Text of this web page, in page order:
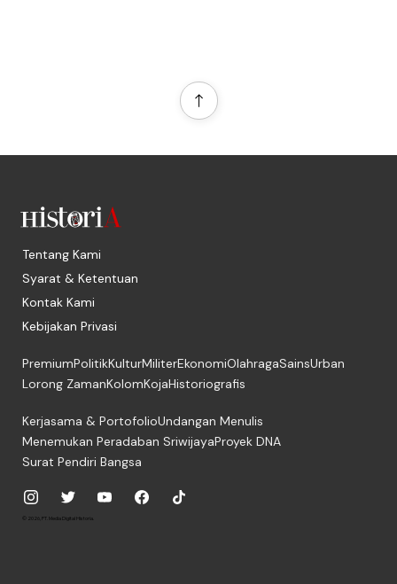
Tentang Kami
Syarat & Ketentuan
Kontak Kami
Kebijakan Privasi
PremiumPolitikKulturMiliterEkonomiOlahragaSainsUrban
Lorong ZamanKolomKojaHistoriografis
Kerjasama & PortofolioUndangan Menulis
Menemukan Peradaban SriwijayaProyek DNA
Surat Pendiri Bangsa
© 2026, PT. Media Digital Historia.